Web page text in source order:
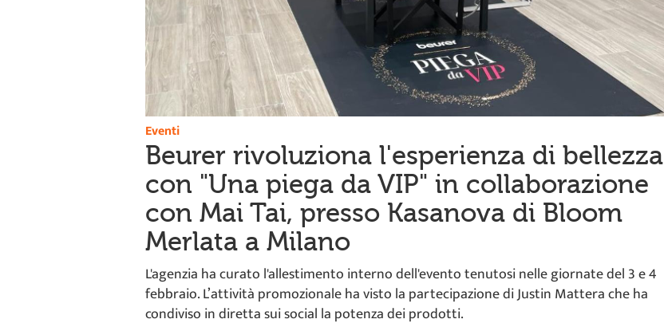
Eventi
Beurer rivoluziona l'esperienza di bellezza
con "Una piega da VIP" in collaborazione
con Mai Tai, presso Kasanova di Bloom
Merlata a Milano
L'agenzia ha curato l'allestimento interno dell'evento tenutosi nelle giornate del 3 e 4
febbraio. L’attività promozionale ha visto la partecipazione di Justin Mattera che ha
condiviso in diretta sui social la potenza dei prodotti.